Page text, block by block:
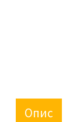
Опис